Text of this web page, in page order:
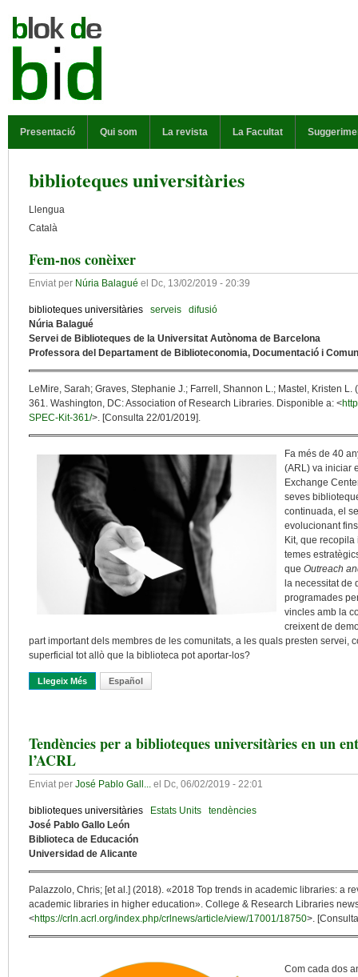
Presentació Qui som La revista La Facultat
biblioteques universitàries
Llengua
Català
Fem-nos conèixer
Enviat per Núria Balagué el Dc, 13/02/2019 - 20:39
biblioteques universitàries serveis
difusió
Núria Balagué
Servei de Biblioteques de la Universitat Autònoma de Barcelona
Professora del Departament de Biblioteconomia, Documentació i
LeMire, Sarah; Graves, Stephanie J.; Farrell, Shannon L.; Mastel, Kristen
361. Washington, DC: Association of Research Libraries. Disponible a: <
SPEC-Kit-361/>. [Consulta 22/01/2019].
Fa més de 40
(ARL) va iniciar
Exchange
seves
continuada, el
evolucionant
Kit, que
temes
que Outreach
la necessitat de
programades
vincles amb la
creixent de
part important dels membres de les comunitats, a les quals presten servei,
superficial tot allò que la biblioteca pot aportar-los?
Llegeix Més Sobre Fem-Nos Conèixer
Español
Tendències per a biblioteques universitàries en un
l’ACRL
Enviat per José Pablo Gall... el Dc, 06/02/2019 - 22:01
biblioteques universitàries Estats Units
tendències
José Pablo Gallo León
Biblioteca de Educación
Universidad de Alicante
Palazzolo, Chris; [et al.] (2018). «2018 Top trends in academic libraries: a
academic libraries in higher education». College & Research Libraries
<https://crln.acrl.org/index.php/crlnews/article/view/17001/18750>.
Com cada dos